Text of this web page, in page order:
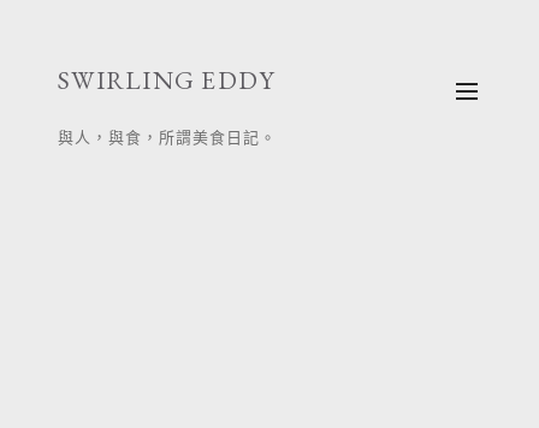
SWIRLING EDDY
與人，與食，所謂美食日記。